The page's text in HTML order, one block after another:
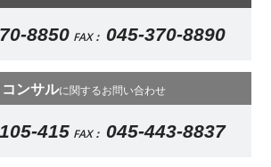
8850 FAX： 045-370-8890
コンサルに関するお問い合わせ
415 FAX： 045-443-8837